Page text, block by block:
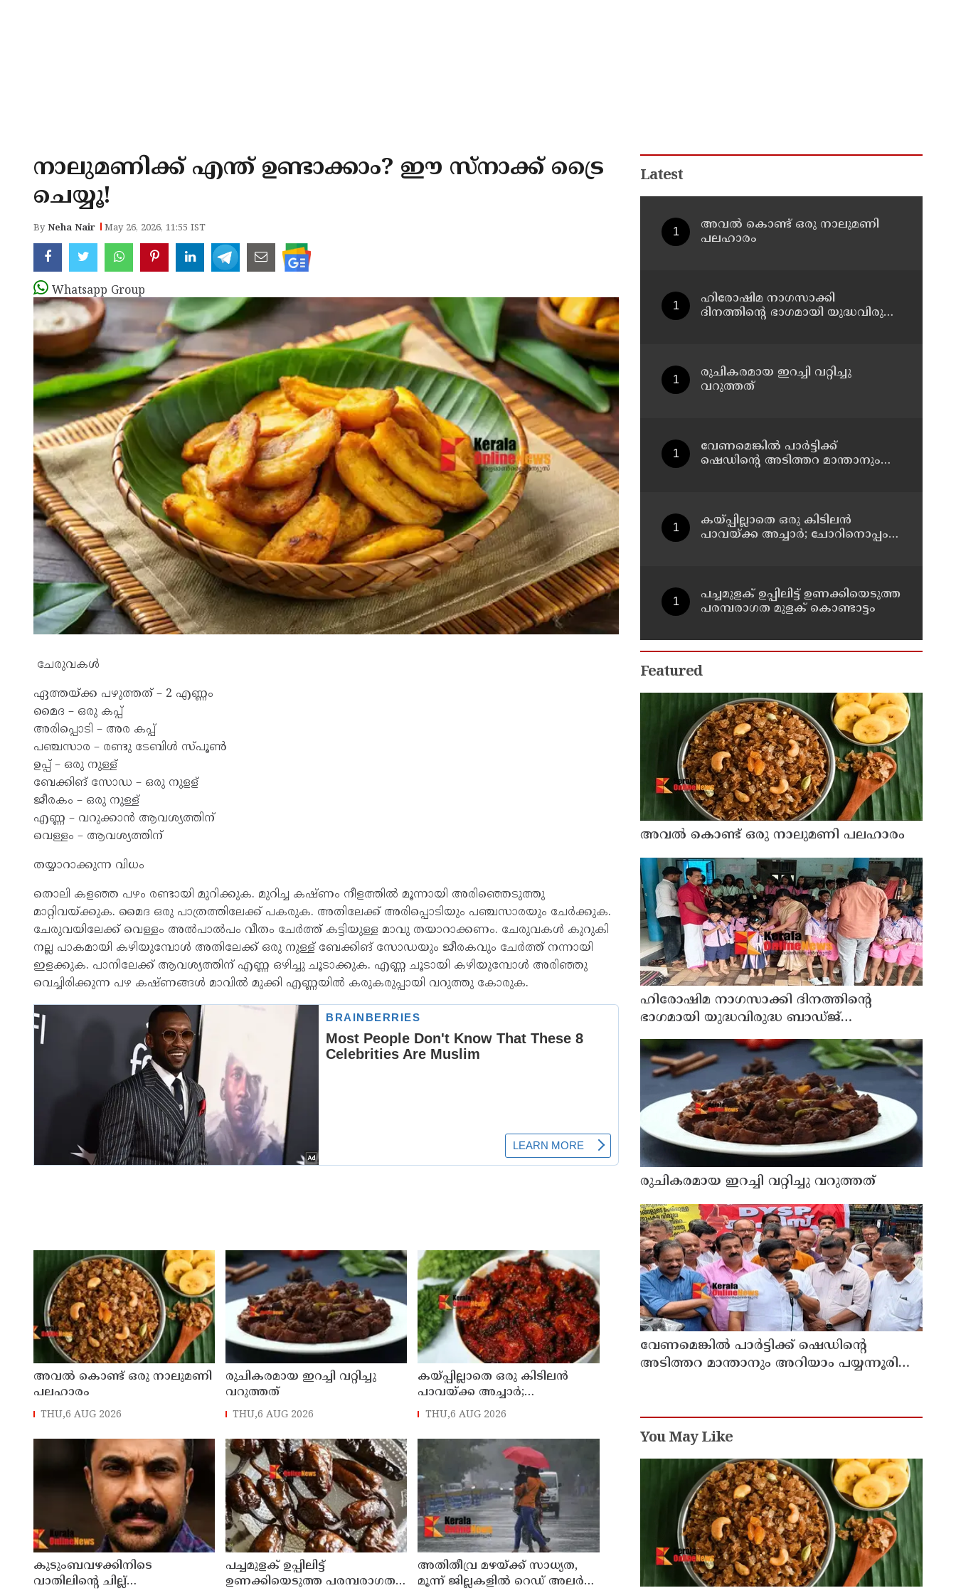
നാലുമണിക്ക് എന്ത് ഉണ്ടാക്കാം? ഈ സ്നാക്ക് ട്രൈ
ചെയ്യൂ!
ByNeha Nair May 26, 2026, 11:55 IST
Whatsapp Group
ചേരുവകൾ
ഏത്തയ്ക്ക പഴുത്തത് – 2 എണ്ണം
മൈദ – ഒരു കപ്പ്
അരിപ്പൊടി – അര കപ്പ്
പഞ്ചസാര – രണ്ടു ടേബിൾ സ്പൂൺ
ഉപ്പ് – ഒരു നുള്ള്
ബേക്കിങ് സോഡ – ഒരു നുളള്
ജീരകം – ഒരു നുള്ള്
എണ്ണ – വറുക്കാൻ ആവശ്യത്തിന്
വെള്ളം – ആവശ്യത്തിന്
തയ്യാറാക്കുന്ന വിധം
തൊലി കളഞ്ഞ പഴം രണ്ടായി മുറിക്കുക. മുറിച്ച കഷ്ണം നീളത്തിൽ മൂന്നായി അരിഞ്ഞെടുത്തു
മാറ്റിവയ്ക്കുക. മൈദ ഒരു പാത്രത്തിലേക്ക് പകരുക. അതിലേക്ക് അരിപ്പൊടിയും പഞ്ചസാരയും ചേർക്കുക.
ചേരുവയിലേക്ക് വെള്ളം അൽപാൽപം വീതം ചേർത്ത് കട്ടിയുള്ള മാവു തയാറാക്കണം. ചേരുവകൾ കുറുകി
നല്ല പാകമായി കഴിയുമ്പോൾ അതിലേക്ക് ഒരു നുള്ള് ബേക്കിങ് സോഡയും ജീരകവും ചേർത്ത് നന്നായി
ഇളക്കുക. പാനിലേക്ക് ആവശ്യത്തിന് എണ്ണ ഒഴിച്ചു ചൂടാക്കുക. എണ്ണ ചൂടായി കഴിയുമ്പോൾ അരിഞ്ഞു
വെച്ചിരിക്കുന്ന പഴ കഷ്ണങ്ങൾ മാവിൽ മുക്കി എണ്ണയിൽ കരുകരുപ്പായി വറുത്തു കോരുക.
അവൽ കൊണ്ട് ഒരു നാലുമണി
പലഹാരം
THU,6 AUG 2026
രുചികരമായ ഇറച്ചി വറ്റിച്ചു
വറുത്തത്
THU,6 AUG 2026
കയ്പ്പില്ലാതെ ഒരു കിടിലൻ
പാവയ്ക്ക അച്ചാർ;
ചോറിനൊപ്പം സൂപ്പർ
THU,6 AUG 2026
കുടുംബവഴക്കിനിടെ
വാതിലിന്റെ ചില്ല്
പച്ചമുളക് ഉപ്പിലിട്ട്
ഉണക്കിയെടുത്ത പരമ്പരാഗത
അതിതീവ്ര മഴയ്ക്ക് സാധ്യത,
മൂന്ന് ജില്ലകളിൽ റെഡ് അലർട്ട്
Latest
അവൽ കൊണ്ട് ഒരു നാലുമണി
പലഹാരം
ഹിരോഷിമ നാഗസാക്കി
ദിനത്തിന്റെ ഭാഗമായി യുദ്ധവിരുദ്ധ
നടന്നു
രുചികരമായ ഇറച്ചി വറ്റിച്ചു
വറുത്തത്
വേണമെങ്കിൽ പാർട്ടിക്ക്
ഷെഡിൻ്റെ അടിത്തറ മാന്താനും
പ്രസംഗവുമായി കെ കെ രാഗേഷ്
കയ്പ്പില്ലാതെ ഒരു കിടിലൻ
പാവയ്ക്ക അച്ചാർ; ചോറിനൊപ്പം
പച്ചമുളക് ഉപ്പിലിട്ട് ഉണക്കിയെടുത്ത
പരമ്പരാഗത മുളക് കൊണ്ടാട്ടം
Featured
അവൽ കൊണ്ട് ഒരു നാലുമണി പലഹാരം
ഹിരോഷിമ നാഗസാക്കി ദിനത്തിന്റെ
ഭാഗമായി യുദ്ധവിരുദ്ധ ബാഡ്ജ്
വിതരണത്തിന്റെ തളിപ്പറമ്പ് ഏരിയാതല
ഉദ്ഘാടനം ആന്തൂർ എഎൽപി സ്കൂളിൽ
വച്ച് നടന്നു
രുചികരമായ ഇറച്ചി വറ്റിച്ചു വറുത്തത്
വേണമെങ്കിൽ പാർട്ടിക്ക് ഷെഡിൻ്റെ
അടിത്തറ മാന്താനും അറിയാം പയ്യന്നൂരിൽ
You May Like